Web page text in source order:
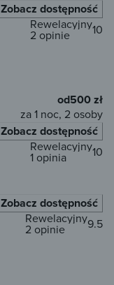
Zobacz dostępność
10
Rewelacyjny
2 opinie
od500 zł
za 1 noc, 2 osoby
Zobacz dostępność
10
Rewelacyjny
1 opinia
Zobacz dostępność
9.5
Rewelacyjny
2 opinie